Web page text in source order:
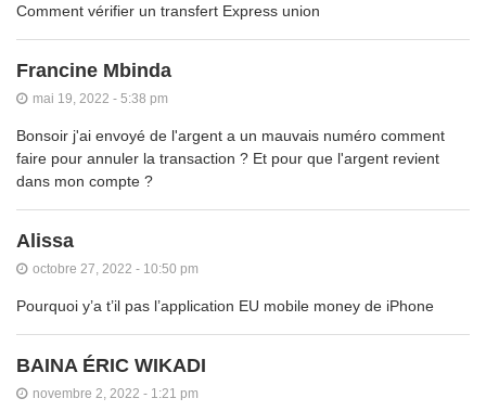
Comment vérifier un transfert Express union
Francine Mbinda
mai 19, 2022 - 5:38 pm
Bonsoir j'ai envoyé de l'argent a un mauvais numéro comment
faire pour annuler la transaction ? Et pour que l'argent revient
dans mon compte ?
Alissa
octobre 27, 2022 - 10:50 pm
Pourquoi y’a t’il pas l’application EU mobile money de iPhone
BAINA ÉRIC WIKADI
novembre 2, 2022 - 1:21 pm